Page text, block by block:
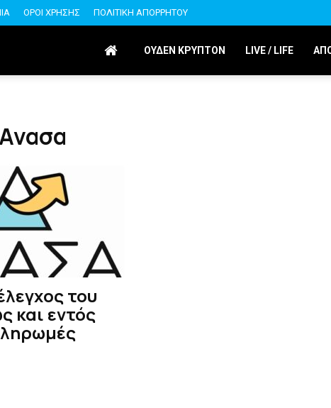
ΟΡΟΙ ΧΡΗΣΗΣ ΠΟΛΙΤΙΚΗ ΑΠΟΡΡΗΤΟΥ
ΟΥΔΕΝ ΚΡΥΠΤΟΝ LIVE / LIFE
του
και εντός